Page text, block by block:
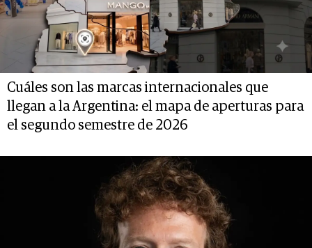
Cuáles son las marcas internacionales que
llegan a la Argentina: el mapa de aperturas para
el segundo semestre de 2026